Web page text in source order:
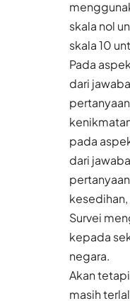
skala nol
skala 10
Pada
dari
pada
dari
Survei
kepada
negara.
Akan
masih